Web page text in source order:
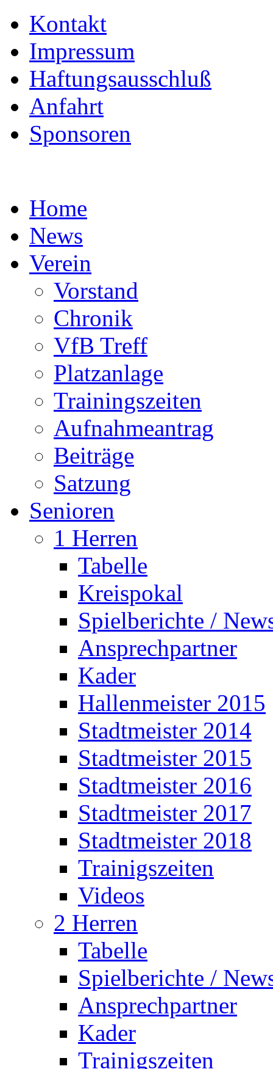
Kontakt
Impressum
Haftungsausschluß
Anfahrt
Sponsoren
Home
News
Verein
Vorstand
Chronik
VfB Treff
Platzanlage
Trainingszeiten
Aufnahmeantrag
Beiträge
Satzung
Senioren
1 Herren
Tabelle
Kreispokal
Spielberichte /
Ansprechpartner
Kader
Hallenmeister 2015
Stadtmeister 2014
Stadtmeister 2015
Stadtmeister 2016
Stadtmeister 2017
Stadtmeister 2018
Trainigszeiten
Videos
2 Herren
Tabelle
Spielberichte /
Ansprechpartner
Kader
Trainigszeiten